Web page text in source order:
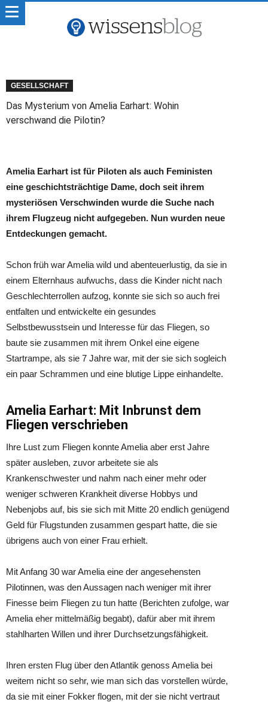
GESELLSCHAFT
Das Mysterium von Amelia Earhart: Wohin
verschwand die Pilotin?
Amelia Earhart ist für Piloten als auch Feministen
eine geschichtsträchtige Dame, doch seit ihrem
mysteriösen Verschwinden wurde die Suche nach
ihrem Flugzeug nicht aufgegeben. Nun wurden neue
Entdeckungen gemacht.
Schon früh war Amelia wild und abenteuerlustig, da sie in
einem Elternhaus aufwuchs, dass die Kinder nicht nach
Geschlechterrollen aufzog, konnte sie sich so auch frei
entfalten und entwickelte ein gesundes
Selbstbewusstsein und Interesse für das Fliegen, so
baute sie zusammen mit ihrem Onkel eine eigene
Startrampe, als sie 7 Jahre war, mit der sie sich sogleich
ein paar Schrammen und eine blutige Lippe einhandelte.
Amelia Earhart: Mit Inbrunst dem
Fliegen verschrieben
Ihre Lust zum Fliegen konnte Amelia aber erst Jahre
später ausleben, zuvor arbeitete sie als
Krankenschwester und nahm nach einer mehr oder
weniger schweren Krankheit diverse Hobbys und
Nebenjobs auf, bis sie sich mit Mitte 20 endlich genügend
Geld für Flugstunden zusammen gespart hatte, die sie
übrigens auch von einer Frau erhielt.
Mit Anfang 30 war Amelia eine der angesehensten
Pilotinnen, was den Aussagen nach weniger mit ihrer
Finesse beim Fliegen zu tun hatte (Berichten zufolge, war
Amelia eher mittelmäßig begabt), dafür aber mit ihrem
stahlharten Willen und ihrer Durchsetzungsfähigkeit.
Ihren ersten Flug über den Atlantik genoss Amelia bei
weitem nicht so sehr, wie man sich das vorstellen würde,
da sie mit einer Fokker flogen, mit der sie nicht vertraut